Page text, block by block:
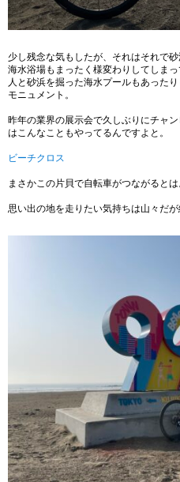
少し残念な気もしたが、それはそれで砂
海水浴場もまったく様変わりしてしま
人と砂浜を掘った海水プールもあった
モニュメント。
昨年の業界の展示会で久しぶりにチャ
はこんなこともやってるんですよと。
ビーチクロス
まさかこの片貝で自転車がつながるとは
思い出の地を走りたい気持ちは山々だ